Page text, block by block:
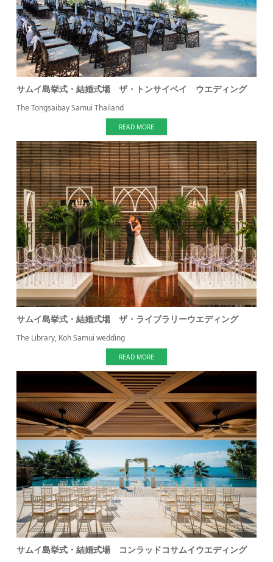
サムイ島挙式・結婚式場 ザ・トンサイベイ ウエディング
The Tongsaibay Samui Thailand
READ MORE
サムイ島挙式・結婚式場 ザ・ライブラリーウエディング
The Library, Koh Samui wedding
READ MORE
サムイ島挙式・結婚式場 コンラッドコサムイウエディング